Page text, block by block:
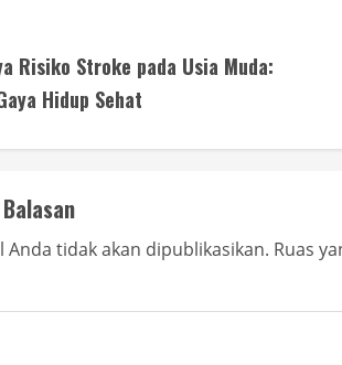
Risiko Stroke pada Usia Muda:
Hidup Sehat
Anda tidak akan dipublikasikan. Ruas